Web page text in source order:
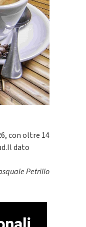
con oltre 14
dato
Petrillo